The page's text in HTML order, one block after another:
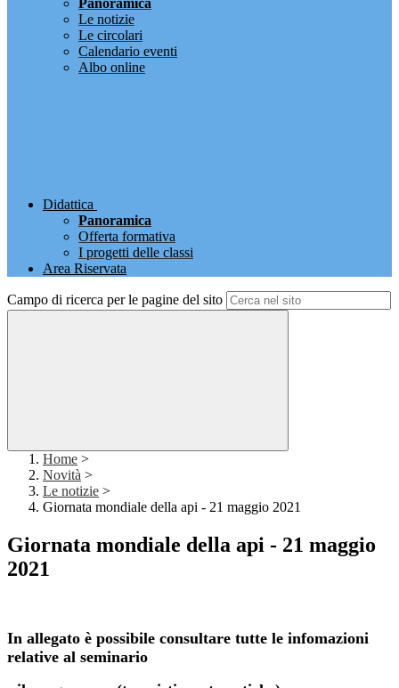
Panoramica
Le notizie
Le circolari
Calendario eventi
Albo online
Didattica
Panoramica
Offerta formativa
I progetti delle classi
Area Riservata
Campo di ricerca per le pagine del sito
Home >
Novità >
Le notizie >
Giornata mondiale della api - 21 maggio 2021
Giornata mondiale della api - 21 maggio
2021
In allegato è possibile consultare tutte le infomazioni
relative al seminario